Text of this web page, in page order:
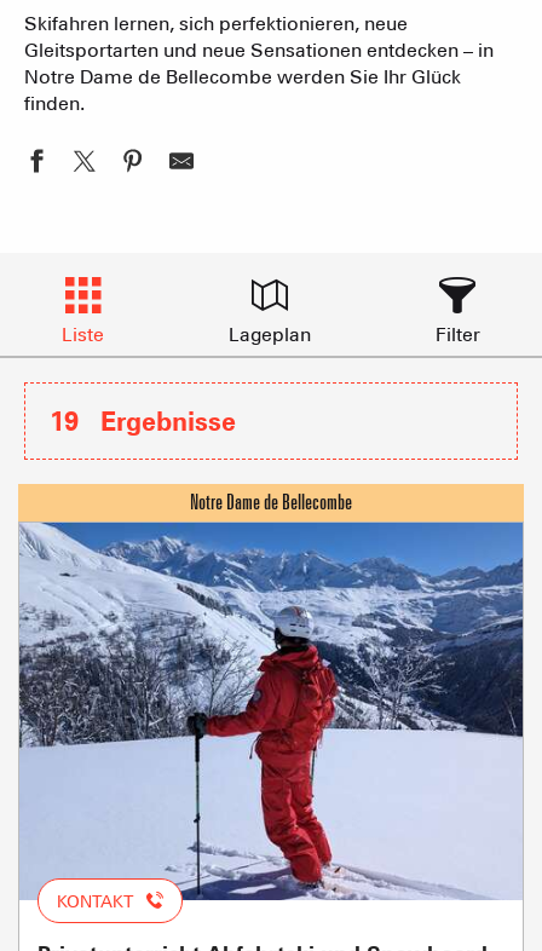
Skifahren lernen, sich perfektionieren, neue
Gleitsportarten und neue Sensationen entdecken – in
Notre Dame de Bellecombe werden Sie Ihr Glück
finden.
Liste Lageplan Filter
19 Ergebnisse
KONTAKT